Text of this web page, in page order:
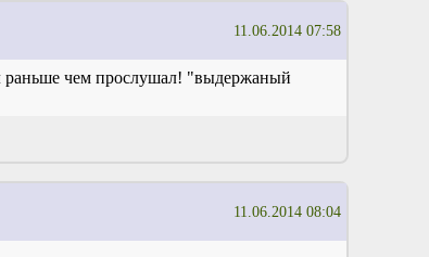
11.06.2014 07:58
раньше чем прослушал! "выдержаный
11.06.2014 08:04